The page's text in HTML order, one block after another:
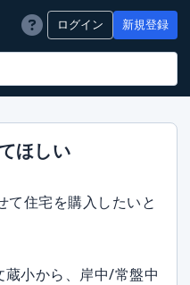
ログイン 新規登録
ほしい
て住宅を購入したいと
小から、岸中/常盤中